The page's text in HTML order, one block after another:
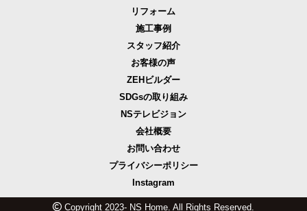
リフォーム
施工事例
スタッフ紹介
お客様の声
ZEHビルダー
SDGsの取り組み
NSテレビジョン
会社概要
お問い合わせ
プライバシーポリシー
Instagram
Copyright 2023- NS Home. All Rights Reserved.